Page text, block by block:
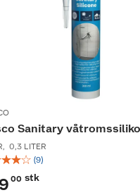
Sanitary
, 0,3 LITER
☆☆☆ (9)
00 stk